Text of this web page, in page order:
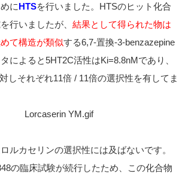
にHTSを行いました。HTSのヒット化合
行いましたが、 結果として得られた物は
て構造が類似する6,7-置換-3-benzazepine
によると5HT2C活性はKi=8.8nMであり、
しそれぞれ11倍 / 11倍の選択性を有してま
ルカセリンの選択性には及ばないです。
の臨床試験が続行したため、この化合物